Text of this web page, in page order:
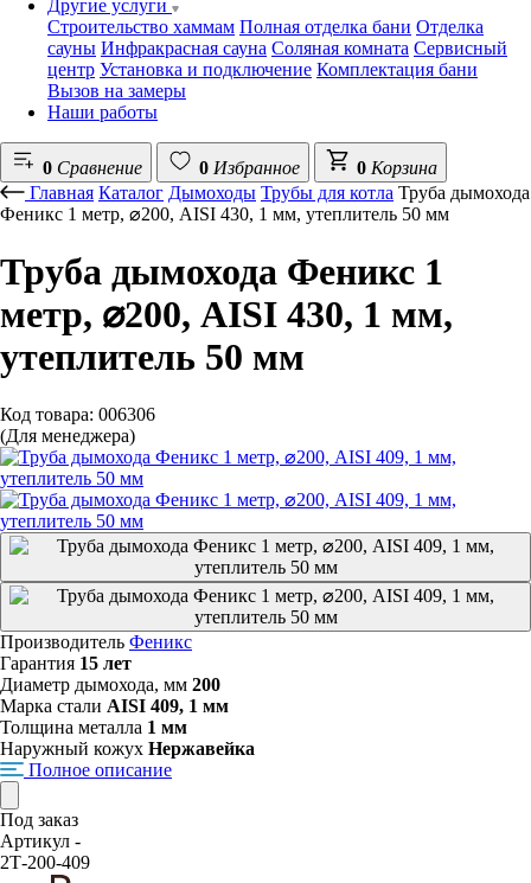
Другие услуги
Строительство хаммам Полная отделка бани Отделка
сауны Инфракрасная сауна Соляная комната Сервисный
центр Установка и подключение Комплектация бани
Вызов на замеры
Наши работы
0 Сравнение 0 Избранное 0 Корзина
Главная Каталог Дымоходы Трубы для котла Труба дымохода
Феникс 1 метр, ⌀200, AISI 430, 1 мм, утеплитель 50 мм
Труба дымохода Феникс 1
метр, ⌀200, AISI 430, 1 мм,
утеплитель 50 мм
Код товара: 006306
(Для менеджера)
Производитель Феникс
Гарантия 15 лет
Диаметр дымохода, мм 200
Марка стали AISI 409, 1 мм
Толщина металла 1 мм
Наружный кожух Нержавейка
Полное описание
Под заказ
Артикул -
2Т-200-409